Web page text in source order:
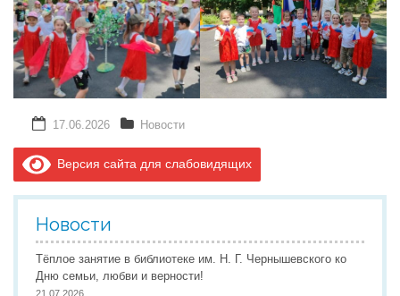
17.06.2026 Новости
Версия сайта для слабовидящих
Новости
Тёплое занятие в библиотеке им. Н. Г. Чернышевского ко
Дню семьи, любви и верности!
21.07.2026